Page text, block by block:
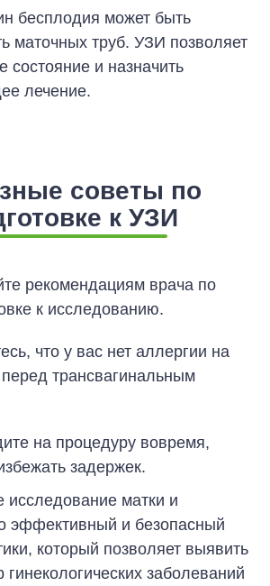
бесплодия может быть
маточных труб. УЗИ позволяет
состояние и назначить
лечение.
советы по
к УЗИ
рекомендациям врача по
к исследованию.
что у вас нет аллергии на
перед трансвагинальным
на процедуру вовремя,
задержек.
исследование матки и
эффективный и безопасный
который позволяет выявить
гинекологических заболеваний